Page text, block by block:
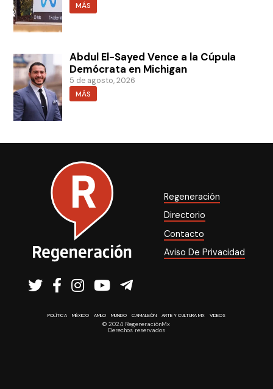
MÁS
Abdul El-Sayed Vence a la Cúpula
Demócrata en Michigan
5 de agosto, 2026
MÁS
Regeneración
Directorio
Contacto
Aviso De Privacidad
POLÍTICA MÉXICO AMLO MUNDO CAMALEÓN ARTE Y CULTURA MX VIDEOS
© 2024 RegeneraciónMx
Derechos reservados